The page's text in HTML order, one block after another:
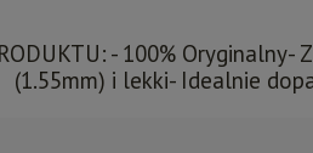
- 100%
(1.55mm) i lekki- Idealnie